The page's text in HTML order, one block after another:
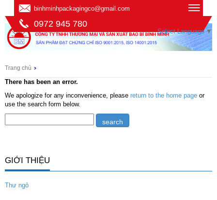
binhminhpackagingco@gmail.com
0972 945 780
Select Language ▼
Trang chủ
There has been an error.
We apologize for any inconvenience, please return to the home page or
use the search form below.
GIỚI THIỆU
Thư ngỏ